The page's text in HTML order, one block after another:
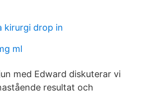
kirurgi drop in
ml
med Edward diskuterar vi
resultat och